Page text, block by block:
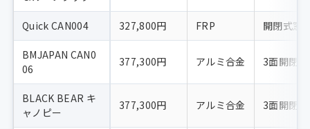
Quick CAN004 327,800円 FRP 開閉式窓
BMJAPAN CAN0
06
377,300円 アルミ合金 3面開閉
BLACK BEAR キ
ャノピー
377,300円 アルミ合金 3面開閉